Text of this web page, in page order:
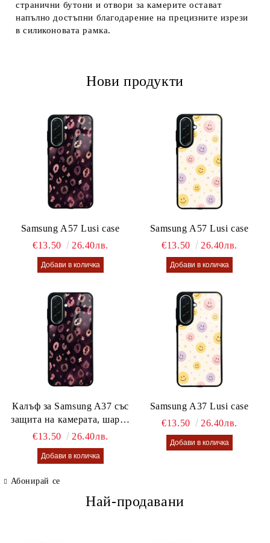
странични бутони и отвори за камерите остават
напълно достъпни благодарение на прецизните изрези
в силиконовата рамка.
Нови продукти
Samsung A57 Lusi case
€13.50
26.40лв.
Samsung A57 Lusi case
€13.50
26.40лв.
Калъф за Samsung A37 със
защита на камерата, шарен
калъф Lusi case
€13.50 26.40лв.
Samsung A37 Lusi case
€13.50
26.40лв.
Абонирай се
Най-продавани